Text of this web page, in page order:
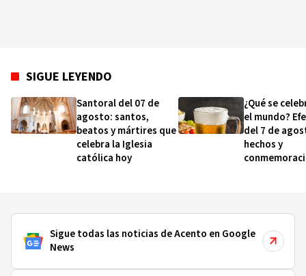
SIGUE LEYENDO
Santoral del 07 de
agosto: santos,
beatos y mártires que
celebra la Iglesia
católica hoy
¿Qué se
el mundo?
del 7 de
hechos y
Sigue todas las noticias de Acento en Google
News